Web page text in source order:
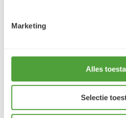
Marketing
Alles
Selectie